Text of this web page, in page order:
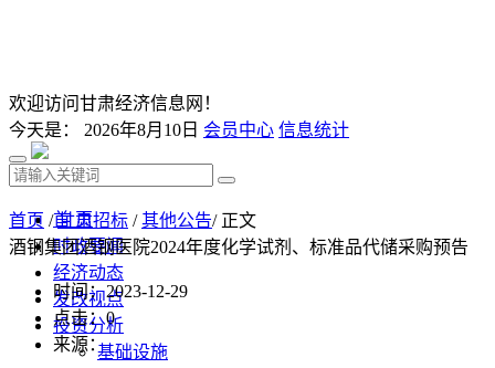
欢迎访问甘肃经济信息网！
今天是： 2026年8月10日 会员中心 信息统计
首 页
时政要闻
经济动态
发改视点
投资分析
基础设施
首页 /甘肃招标 /其他公告/ 正文
酒钢集团酒钢医院2024年度化学试剂、标准品代储采购预告
时间：2023-12-29
点击：0
来源：